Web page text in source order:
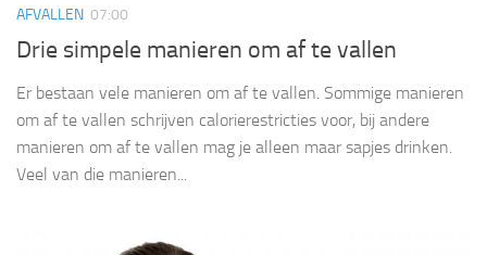
AFVALLEN 07:00
Drie simpele manieren om af te vallen
Er bestaan vele manieren om af te vallen. Sommige manieren
om af te vallen schrijven calorierestricties voor, bij andere
manieren om af te vallen mag je alleen maar sapjes drinken.
Veel van die manieren...